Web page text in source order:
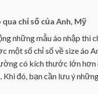
qua chỉ số của Anh, Mỹ
những mẫu áo nhập thì
một số chỉ số về size áo
có kích thước lớn hơn
Khi đó, bạn cần lưu ý